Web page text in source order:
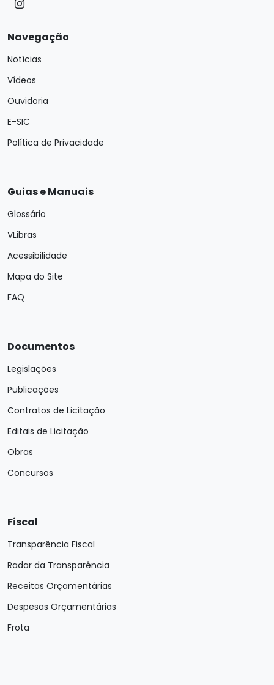
Navegação
Notícias
Vídeos
Ouvidoria
E-SIC
Política de Privacidade
Guias e Manuais
Glossário
VLibras
Acessibilidade
Mapa do Site
FAQ
Documentos
Legislações
Publicações
Contratos de Licitação
Editais de Licitação
Obras
Concursos
Fiscal
Transparência Fiscal
Radar da Transparência
Receitas Orçamentárias
Despesas Orçamentárias
Frota